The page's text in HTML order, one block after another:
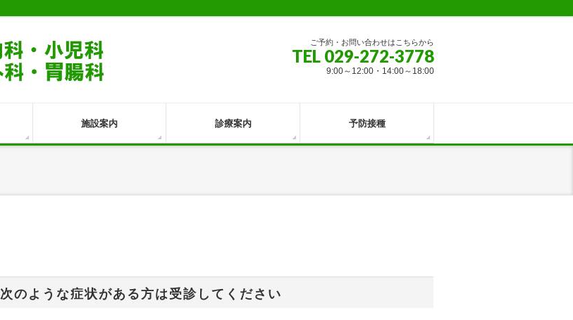
ご予約・お問い合わせはこちらから
TEL 029-272-3778
9:00～12:00・14:00～18:00
施設案内 診療案内 予防接種
次のような症状がある方は受診してください